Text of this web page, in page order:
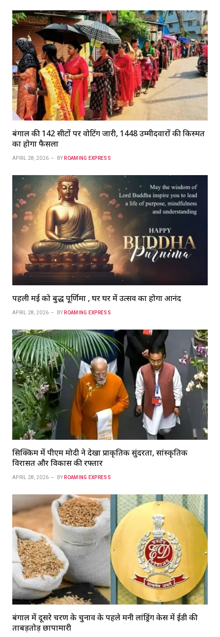
बंगाल की 142 सीटों पर वोटिंग जारी, 1448 उम्मीदवारों की किस्मत
का होगा फैसला
APRIL 28, 2026 BY ROAMING EXPRESS
पहली मई को बुद्ध पूर्णिमा , घर घर में उत्सव का होगा आनंद
APRIL 28, 2026 BY ROAMING EXPRESS
सिक्किम में पीएम मोदी ने देखा प्राकृतिक सुंदरता, सांस्कृतिक
विरासत और विकास की रफ्तार
APRIL 28, 2026 BY ROAMING EXPRESS
बंगाल में दूसरे चरण के चुनाव के पहले मनी लांड्रिंग केस में ईडी की
ताबड़तोड़ छापामारी